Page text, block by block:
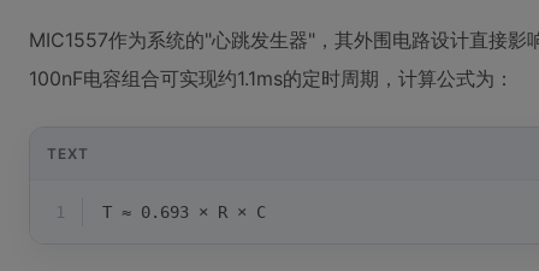
MIC1557作为系统的"心跳发生器"，其外围电路设计直接
100nF电容组合可实现约1.1ms的定时周期，计算公式为：
TEXT
1 T ≈ 0.693 × R × C